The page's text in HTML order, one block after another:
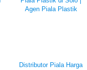
Distributor Piala Harga